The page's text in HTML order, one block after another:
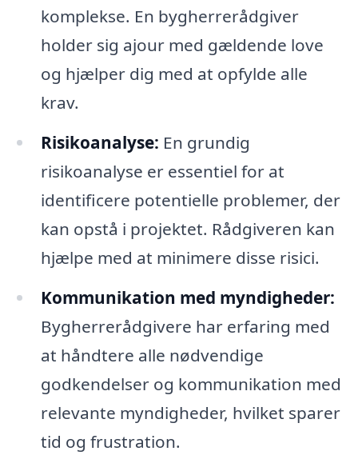
komplekse. En bygherrerådgiver
holder sig ajour med gældende love
og hjælper dig med at opfylde alle
krav.
Risikoanalyse: En grundig
risikoanalyse er essentiel for at
identificere potentielle problemer, der
kan opstå i projektet. Rådgiveren kan
hjælpe med at minimere disse risici.
Kommunikation med myndigheder:
Bygherrerådgivere har erfaring med
at håndtere alle nødvendige
godkendelser og kommunikation med
relevante myndigheder, hvilket sparer
tid og frustration.